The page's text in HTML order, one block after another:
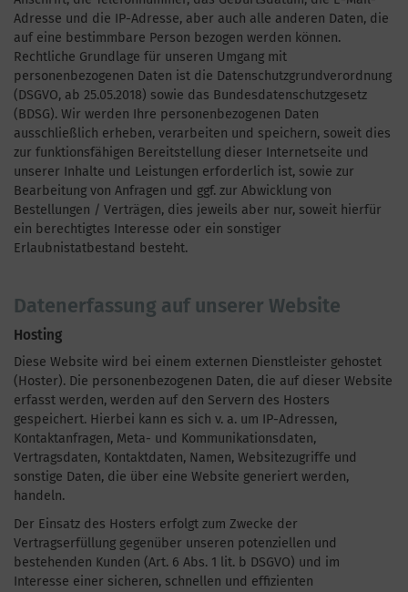
Adresse und die IP-Adresse, aber auch alle anderen Daten, die
auf eine bestimmbare Person bezogen werden können.
Rechtliche Grundlage für unseren Umgang mit
personenbezogenen Daten ist die Datenschutzgrundverordnung
(DSGVO, ab 25.05.2018) sowie das Bundesdatenschutzgesetz
(BDSG). Wir werden Ihre personenbezogenen Daten
ausschließlich erheben, verarbeiten und speichern, soweit dies
zur funktionsfähigen Bereitstellung dieser Internetseite und
unserer Inhalte und Leistungen erforderlich ist, sowie zur
Bearbeitung von Anfragen und ggf. zur Abwicklung von
Bestellungen / Verträgen, dies jeweils aber nur, soweit hierfür
ein berechtigtes Interesse oder ein sonstiger
Erlaubnistatbestand besteht.
Datenerfassung auf unserer Website
Hosting
Diese Website wird bei einem externen Dienstleister gehostet
(Hoster). Die personenbezogenen Daten, die auf dieser Website
erfasst werden, werden auf den Servern des Hosters
gespeichert. Hierbei kann es sich v. a. um IP-Adressen,
Kontaktanfragen, Meta- und Kommunikationsdaten,
Vertragsdaten, Kontaktdaten, Namen, Websitezugriffe und
sonstige Daten, die über eine Website generiert werden,
handeln.
Der Einsatz des Hosters erfolgt zum Zwecke der
Vertragserfüllung gegenüber unseren potenziellen und
bestehenden Kunden (Art. 6 Abs. 1 lit. b DSGVO) und im
Interesse einer sicheren, schnellen und effizienten